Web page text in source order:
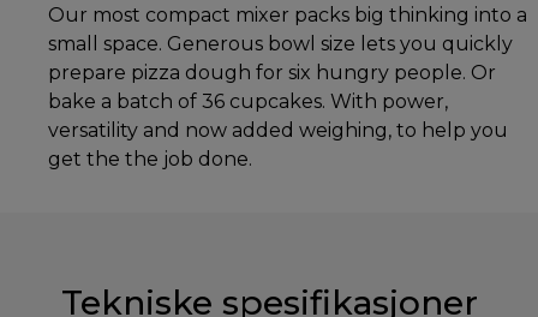
Our most compact mixer packs big thinking into a
small space. Generous bowl size lets you quickly
prepare pizza dough for six hungry people. Or
bake a batch of 36 cupcakes. With power,
versatility and now added weighing, to help you
get the the job done.
Tekniske spesifikasjoner